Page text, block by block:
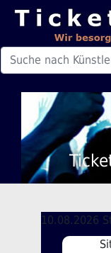
10.08.2026